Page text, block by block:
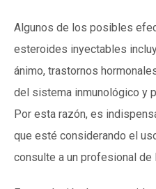
Algunos de los posibles
esteroides inyectables
ánimo, trastornos
del sistema inmunológico y
Por esta razón, es
que esté considerando el
consulte a un profesional de